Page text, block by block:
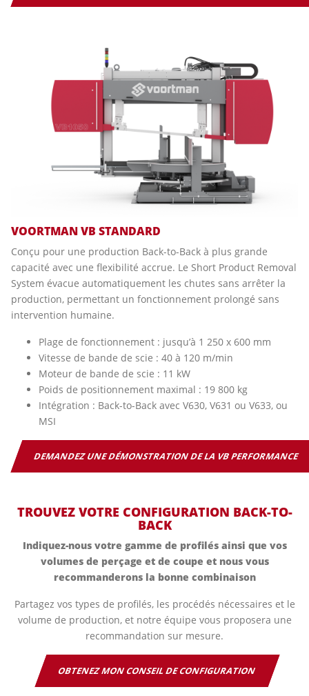
VOORTMAN VB STANDARD
Conçu pour une production Back-to-Back à plus grande
capacité avec une flexibilité accrue. Le Short Product Removal
System évacue automatiquement les chutes sans arrêter la
production, permettant un fonctionnement prolongé sans
intervention humaine.
Plage de fonctionnement : jusqu’à 1 250 x 600 mm
Vitesse de bande de scie : 40 à 120 m/min
Moteur de bande de scie : 11 kW
Poids de positionnement maximal : 19 800 kg
Intégration : Back-to-Back avec V630, V631 ou V633, ou
MSI
DEMANDEZ UNE DÉMONSTRATION DE LA VB PERFORMANCE
TROUVEZ VOTRE CONFIGURATION BACK-TO-
BACK
Indiquez-nous votre gamme de profilés ainsi que vos
volumes de perçage et de coupe et nous vous
recommanderons la bonne combinaison
Partagez vos types de profilés, les procédés nécessaires et le
volume de production, et notre équipe vous proposera une
recommandation sur mesure.
OBTENEZ MON CONSEIL DE CONFIGURATION